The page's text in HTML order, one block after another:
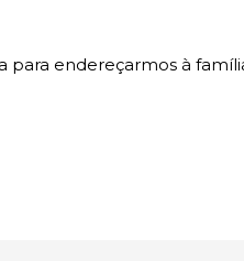
endereçarmos à